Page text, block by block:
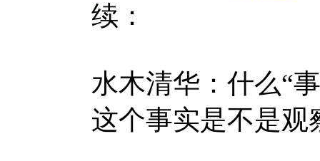
续：
水木清华：什么“
这个事实是不是观